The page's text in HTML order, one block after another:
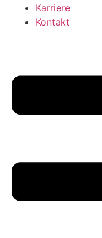
Karriere
Kontakt